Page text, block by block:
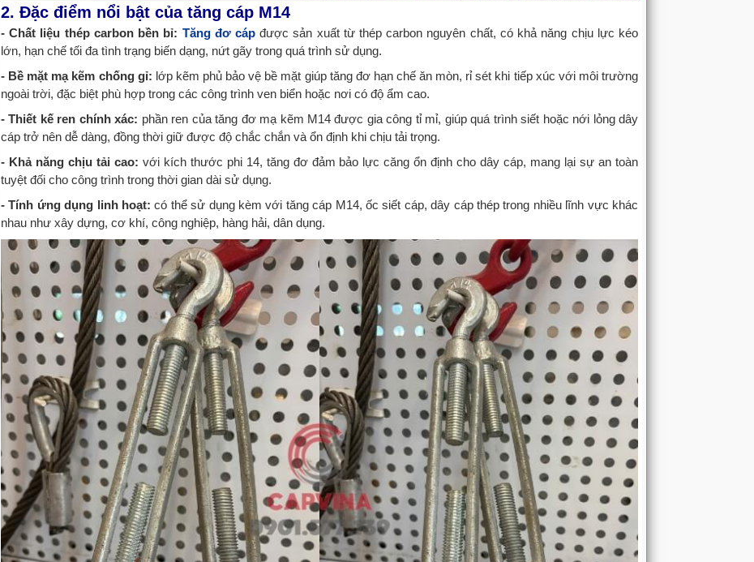
2. Đặc điểm nổi bật của tăng cáp M14
- Chất liệu thép carbon bền bỉ: Tăng đơ cápđược sản xuất từ thép carbon nguyên chất, có khả năng chịu lực kéo
lớn, hạn chế tối đa tình trạng biến dạng, nứt gãy trong quá trình sử dụng.
- Bề mặt mạ kẽm chống gỉ: lớp kẽm phủ bảo vệ bề mặt giúp tăng đơ hạn chế ăn mòn, rỉ sét khi tiếp xúc với môi trường
ngoài trời, đặc biệt phù hợp trong các công trình ven biển hoặc nơi có độ ẩm cao.
- Thiết kế ren chính xác: phần ren của tăng đơ mạ kẽm M14 được gia công tỉ mỉ, giúp quá trình siết hoặc nới lỏng dây
cáp trở nên dễ dàng, đồng thời giữ được độ chắc chắn và ổn định khi chịu tải trọng.
- Khả năng chịu tải cao: với kích thước phi 14, tăng đơ đảm bảo lực căng ổn định cho dây cáp, mang lại sự an toàn
tuyệt đối cho công trình trong thời gian dài sử dụng.
- Tính ứng dụng linh hoạt:có thể sử dụng kèm với tăng cáp M14, ốc siết cáp, dây cáp thép trong nhiều lĩnh vực khác
nhau như xây dựng, cơ khí, công nghiệp, hàng hải, dân dụng.